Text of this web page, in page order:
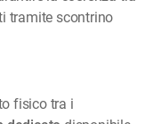
tramite scontrino
fisico tra i